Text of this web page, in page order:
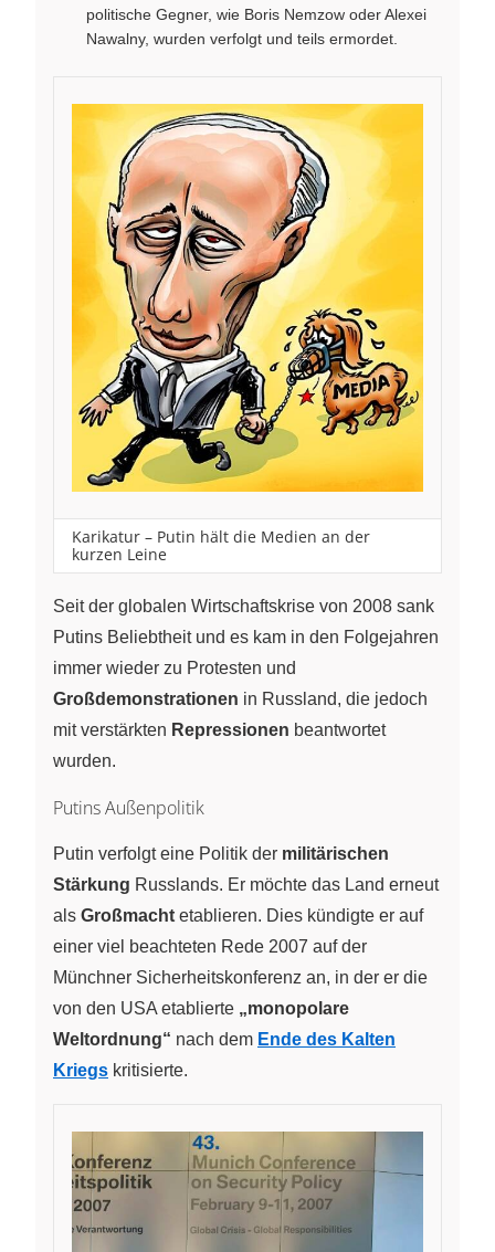
politische Gegner, wie Boris Nemzow oder Alexei
Nawalny, wurden verfolgt und teils ermordet.
Karikatur – Putin hält die Medien an der
kurzen Leine
Seit der globalen Wirtschaftskrise von 2008 sank
Putins Beliebtheit und es kam in den Folgejahren
immer wieder zu Protesten und
Großdemonstrationen in Russland, die jedoch
mit verstärkten Repressionen beantwortet
wurden.
Putins Außenpolitik
Putin verfolgt eine Politik der militärischen
Stärkung Russlands. Er möchte das Land erneut
als Großmacht etablieren. Dies kündigte er auf
einer viel beachteten Rede 2007 auf der
Münchner Sicherheitskonferenz an, in der er die
von den USA etablierte „monopolare
Weltordnung“ nach dem Ende des Kalten
Kriegs kritisierte.